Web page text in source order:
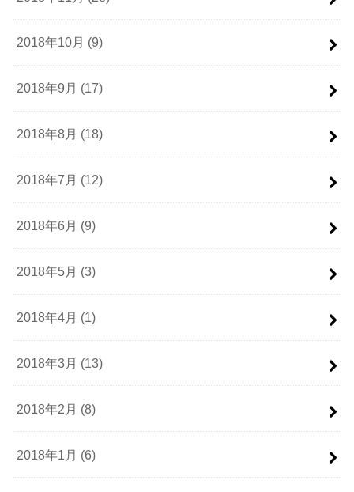
2018年10月 (9)
2018年9月 (17)
2018年8月 (18)
2018年7月 (12)
2018年6月 (9)
2018年5月 (3)
2018年4月 (1)
2018年3月 (13)
2018年2月 (8)
2018年1月 (6)